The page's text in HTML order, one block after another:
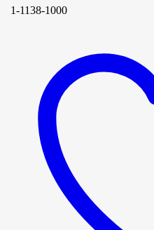
1-1138-1000